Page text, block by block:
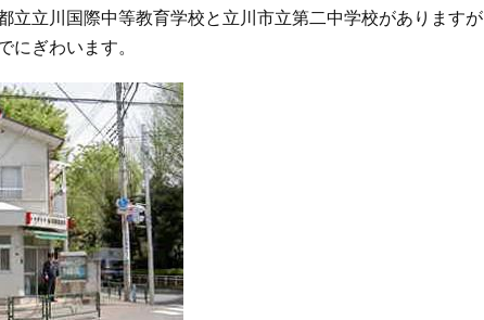
立立川国際中等教育学校と立川市立第二中学校があります
にぎわいます。